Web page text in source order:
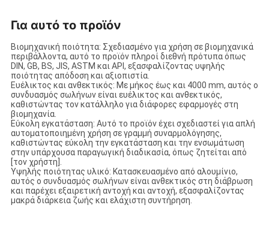
Για αυτό το προϊόν
Βιομηχανική ποιότητα: Σχεδιασμένο για χρήση σε βιομηχανικά
περιβάλλοντα, αυτό το προϊόν πληροί διεθνή πρότυπα όπως
DIN, GB, BS, JIS, ASTM και API, εξασφαλίζοντας υψηλής
ποιότητας απόδοση και αξιοπιστία.
Ευέλικτος και ανθεκτικός: Με μήκος έως και 4000 mm, αυτός ο
συνδυασμός σωλήνων είναι ευέλικτος και ανθεκτικός,
καθιστώντας τον κατάλληλο για διάφορες εφαρμογές στη
βιομηχανία.
Εύκολη εγκατάσταση: Αυτό το προϊόν έχει σχεδιαστεί για απλή
αυτοματοποιημένη χρήση σε γραμμή συναρμολόγησης,
καθιστώντας εύκολη την εγκατάσταση και την ενσωμάτωση
στην υπάρχουσα παραγωγική διαδικασία, όπως ζητείται από
[τον χρήστη].
Υψηλής ποιότητας υλικό: Κατασκευασμένο από αλουμίνιο,
αυτός ο συνδυασμός σωλήνων είναι ανθεκτικός στη διάβρωση
και παρέχει εξαιρετική αντοχή και αντοχή, εξασφαλίζοντας
μακρά διάρκεια ζωής και ελάχιστη συντήρηση.